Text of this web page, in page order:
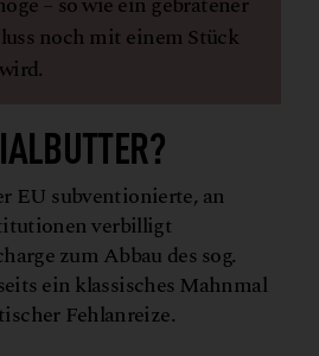
noch mit einem Stück
EU subventionierte, an
verbilligt
zum Abbau des sog.
ein klassisches Mahnmal
Fehlanreize.